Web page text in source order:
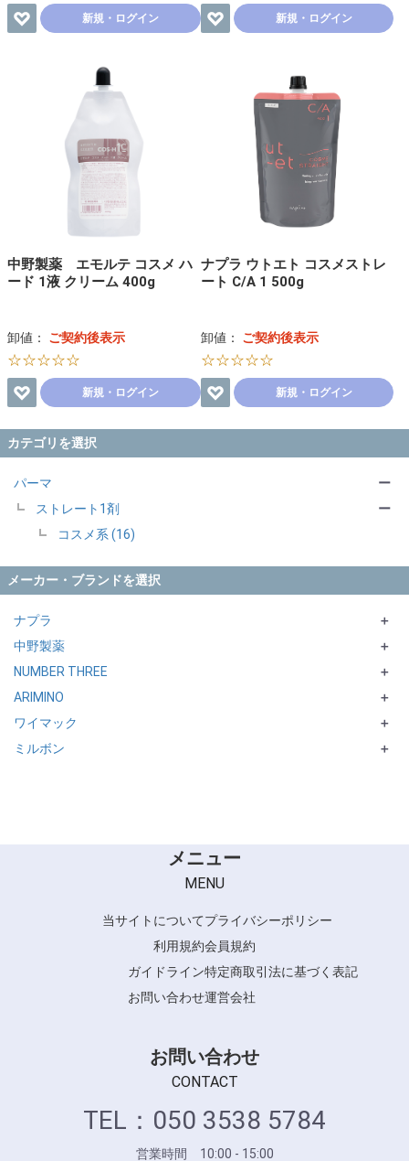
カテゴリを選択
パーマ
ストレート1剤
コスメ系 (16)
ー
ー
メーカー・ブランドを選択
ナプラ
N. シリーズ
CARETECT HB シリーズ
ut-et
＋
中野製薬
emorte
CURLX
＋
NUMBER THREE
FELADYCA シリーズ
＋
ARIMINO
COSME CREAM
QUOLINE
＋
ワイマック
DIGITAL CURE／STRAIGHT CURE／DIGITAL TREATMENT
＋
ミルボン
＋
新規・ログイン 新規・ログイン
中野製薬 エモルテ コスメ ハ
ード 1液 クリーム 400g
卸値： ご契約後表示
☆☆☆☆☆
新規・ログイン
ナプラ ウトエト コスメストレ
ート C/A 1 500g
卸値： ご契約後表示
☆☆☆☆☆
新規・ログイン
メニュー
MENU
当サイトについてプライバシーポリシー
利用規約会員規約
ガイドライン特定商取引法に基づく表記
お問い合わせ運営会社
お問い合わせ
CONTACT
TEL：050 3538 5784
営業時間 10:00 - 15:00